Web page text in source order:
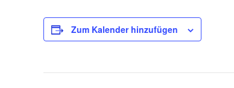
Zum Kalender hinzufügen